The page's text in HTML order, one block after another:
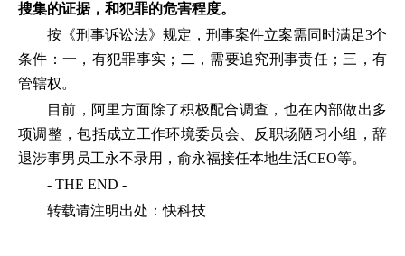
搜集的证据，和犯罪的危害程度。
按《刑事诉讼法》规定，刑事案件立案需同时满足3个
条件：一，有犯罪事实；二，需要追究刑事责任；三，有
管辖权。
目前，阿里方面除了积极配合调查，也在内部做出多
项调整，包括成立工作环境委员会、反职场陋习小组，辞
退涉事男员工永不录用，俞永福接任本地生活CEO等。
- THE END -
转载请注明出处：快科技